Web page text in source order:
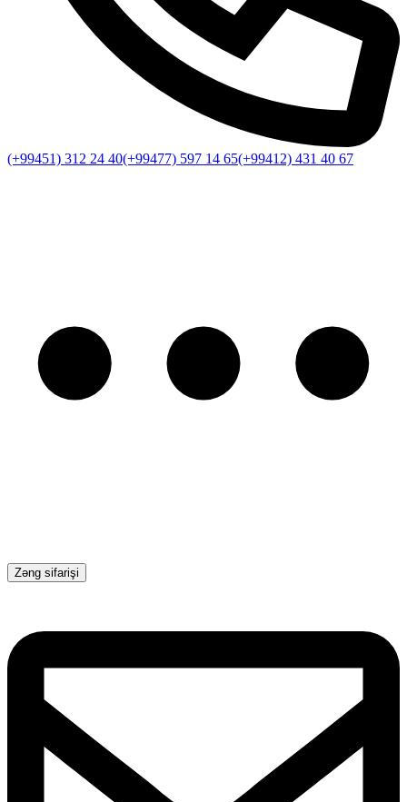
(+99451) 312 24 40(+99477) 597 14 65(+99412) 431 40 67
Zəng sifarişi